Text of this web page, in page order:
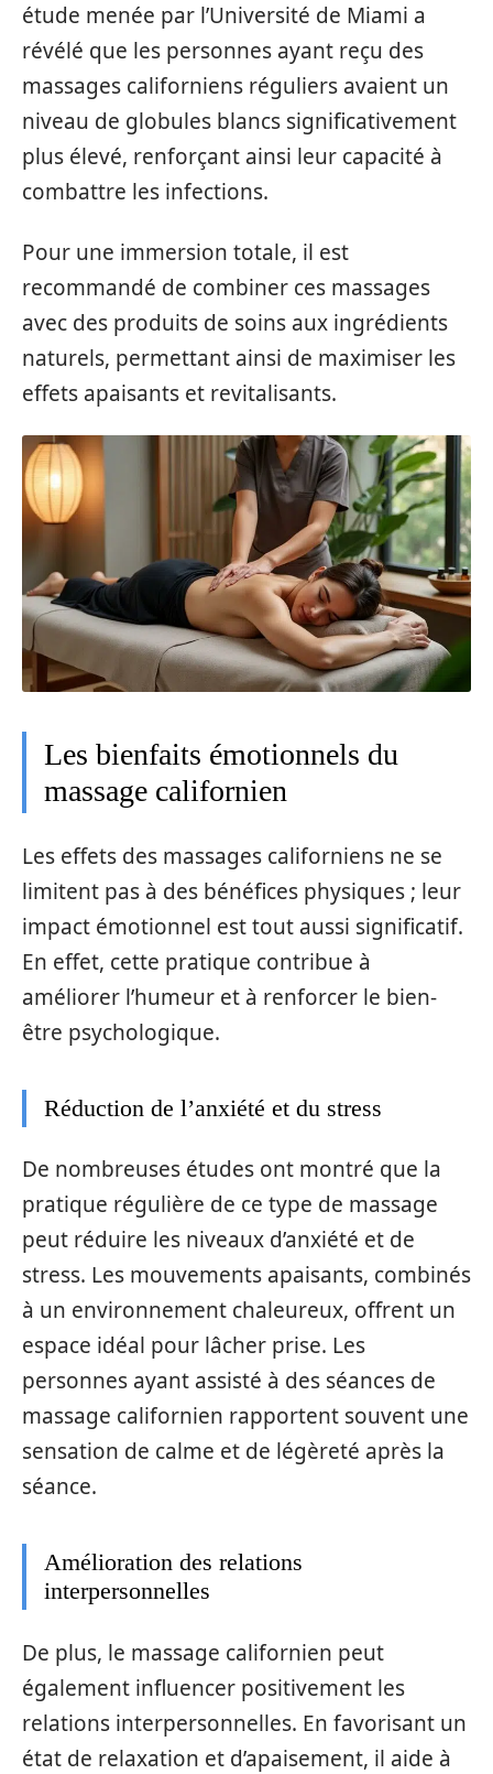
étude menée par l’Université de Miami a
révélé que les personnes ayant reçu des
massages californiens réguliers avaient un
niveau de globules blancs significativement
plus élevé, renforçant ainsi leur capacité à
combattre les infections.
Pour une immersion totale, il est
recommandé de combiner ces massages
avec des produits de soins aux ingrédients
naturels, permettant ainsi de maximiser les
effets apaisants et revitalisants.
Les bienfaits émotionnels du
massage californien
Les effets des massages californiens ne se
limitent pas à des bénéfices physiques ; leur
impact émotionnel est tout aussi significatif.
En effet, cette pratique contribue à
améliorer l’humeur et à renforcer le bien-
être psychologique.
Réduction de l’anxiété et du stress
De nombreuses études ont montré que la
pratique régulière de ce type de massage
peut réduire les niveaux d’anxiété et de
stress. Les mouvements apaisants, combinés
à un environnement chaleureux, offrent un
espace idéal pour lâcher prise. Les
personnes ayant assisté à des séances de
massage californien rapportent souvent une
sensation de calme et de légèreté après la
séance.
Amélioration des relations
interpersonnelles
De plus, le massage californien peut
également influencer positivement les
relations interpersonnelles. En favorisant un
état de relaxation et d’apaisement, il aide à